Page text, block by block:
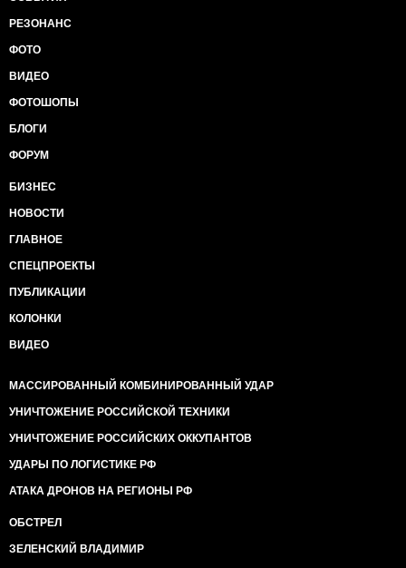
РЕЗОНАНС
ФОТО
ВИДЕО
ФОТОШОПЫ
БЛОГИ
ФОРУМ
БИЗНЕС
НОВОСТИ
ГЛАВНОЕ
СПЕЦПРОЕКТЫ
ПУБЛИКАЦИИ
КОЛОНКИ
ВИДЕО
МАССИРОВАННЫЙ КОМБИНИРОВАННЫЙ УДАР
УНИЧТОЖЕНИЕ РОССИЙСКОЙ ТЕХНИКИ
УНИЧТОЖЕНИЕ РОССИЙСКИХ ОККУПАНТОВ
УДАРЫ ПО ЛОГИСТИКЕ РФ
АТАКА ДРОНОВ НА РЕГИОНЫ РФ
ОБСТРЕЛ
ЗЕЛЕНСКИЙ ВЛАДИМИР